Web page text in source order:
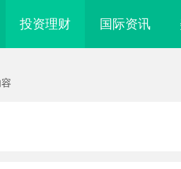
投资理财 国际资讯